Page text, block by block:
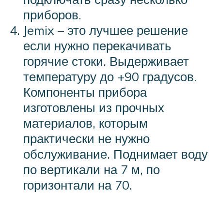
приборов.
Jemix – это лучшее решение
если нужно перекачивать
горячие стоки. Выдерживает
температуру до +90 градусов.
Компоненты прибора
изготовлены из прочных
материалов, которым
практически не нужно
обслуживание. Поднимает воду
по вертикали на 7 м, по
горизонтали на 70.